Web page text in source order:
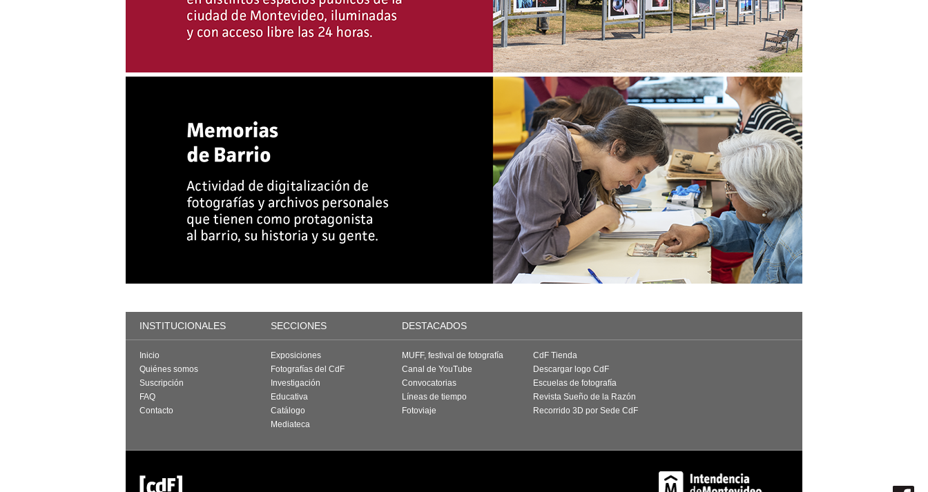
INSTITUCIONALES SECCIONES DESTACADOS
Inicio
Quiénes somos
Suscripción
FAQ
Contacto
Exposiciones
Fotografías del CdF
Investigación
Educativa
Catálogo
Mediateca
MUFF, festival de fotografía
Canal de YouTube
Convocatorias
Líneas de tiempo
Fotoviaje
CdF Tienda
Descargar logo CdF
Escuelas de fotografía
Revista Sueño de la Razón
Recorrido 3D por Sede CdF